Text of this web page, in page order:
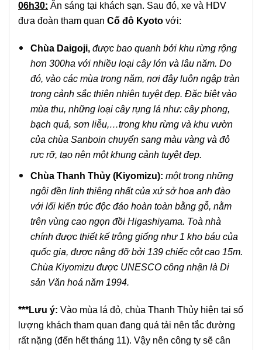
06h30: Ăn sáng tại khách sạn. Sau đó, xe và HDV
đưa đoàn tham quan Cố đô Kyoto với:
Chùa Daigoji, được bao quanh bởi khu rừng rộng
hơn 300ha với nhiều loại cây lớn và lâu năm. Do
đó, vào các mùa trong năm, nơi đây luôn ngập tràn
trong cảnh sắc thiên nhiên tuyệt đẹp. Đặc biệt vào
mùa thu, những loại cây rụng lá như: cây phong,
bạch quả, sơn liễu,…trong khu rừng và khu vườn
của chùa Sanboin chuyển sang màu vàng và đỏ
rực rỡ, tạo nên một khung cảnh tuyệt đẹp.
Chùa Thanh Thủy (Kiyomizu): một trong những
ngôi đền linh thiêng nhất của xứ sở hoa anh đào
với lối kiến trúc độc đáo hoàn toàn bằng gỗ, nằm
trên vùng cao ngọn đồi Higashiyama. Toà nhà
chính được thiết kế trông giống như 1 kho báu của
quốc gia, được nâng đỡ bởi 139 chiếc cột cao 15m.
Chùa Kiyomizu được UNESCO công nhận là Di
sản Văn hoá năm 1994.
***Lưu ý: Vào mùa lá đỏ, chùa Thanh Thủy hiện tại số
lượng khách tham quan đang quá tải nên tắc đường
rất nặng (đến hết tháng 11). Vậy nên công ty sẽ cân